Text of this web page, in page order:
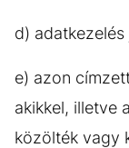
d)
e) azon
akikkel, illetve
közölték vagy